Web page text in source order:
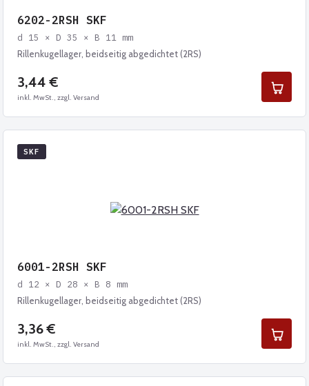
6202-2RSH SKF
d 15 × D 35 × B 11 mm
Rillenkugellager, beidseitig abgedichtet (2RS)
3,44 €
inkl. MwSt., zzgl. Versand
SKF
6001-2RSH SKF
d 12 × D 28 × B 8 mm
Rillenkugellager, beidseitig abgedichtet (2RS)
3,36 €
inkl. MwSt., zzgl. Versand